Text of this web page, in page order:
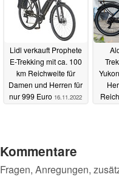
Lidl verkauft Prophete
E-Trekking mit ca. 100
km Reichweite für
Damen und Herren für
nur 999 Euro 16.11.2022
Kommentare
Fragen, Anregungen,